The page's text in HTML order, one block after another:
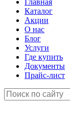
Каталог
Акции
О нас
Блог
Услуги
Где купить
Документы
Прайс-лист